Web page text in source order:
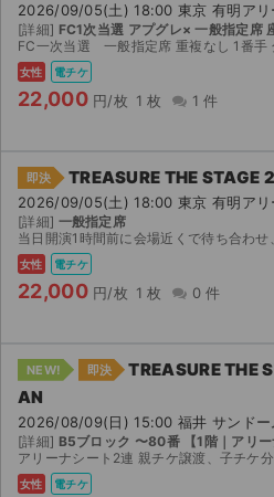
2026/09/05(土) 18:00 東京 有明アリ
[詳細] FC1次当選 アプグレ× 一般指定席
FC一次当選 一般指定席 重複なし 1番手 分配チケットでお譲りいたします。 ※公演中止を除き、キャンセル・
女性 電チケ
22,000 円/枚 1 枚 1 件
即決 TREASURE THE STAGE
2026/09/05(土) 18:00 東京 有明アリ
[詳細] 一般指定席
当日開演1時間前に会場近くで待ち合わせ、端末貸出にての同時入場となります。 スムーズなお取引ができ
女性 電チケ
22,000 円/枚 1 枚 0 件
NEW! 即決
TREASURE THE
AN
2026/08/09(日) 15:00 福井 サンドー
[詳細] B5ブロック 〜80番 【1階｜アリー
アリーナシート2連 親チケ譲渡、子チケ分配になります。 盗撮される方は購入
女性 電チケ